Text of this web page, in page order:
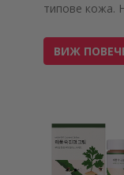
типове кожа.
ВИЖ